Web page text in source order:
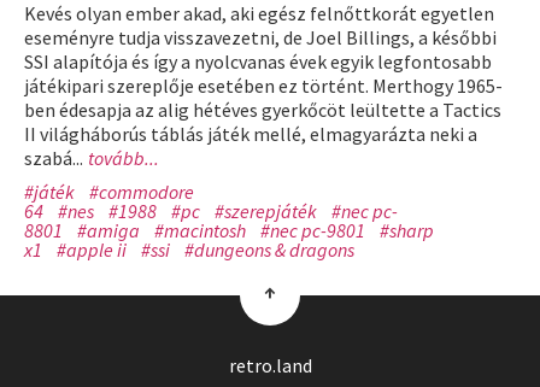
Kevés olyan ember akad, aki egész felnőttkorát egyetlen
eseményre tudja visszavezetni, de Joel Billings, a későbbi
SSI alapítója és így a nyolcvanas évek egyik legfontosabb
játékipari szereplője esetében ez történt. Merthogy 1965-
ben édesapja az alig hétéves gyerkőcöt leültette a Tactics
II világháborús táblás játék mellé, elmagyarázta neki a
szabá... tovább...
#játék #commodore
64 #nes #1988 #pc #szerepjáték #nec pc-
8801
#amiga #macintosh #nec pc-9801
#sharp
x1
#apple ii #ssi #dungeons & dragons
↑
retro.land